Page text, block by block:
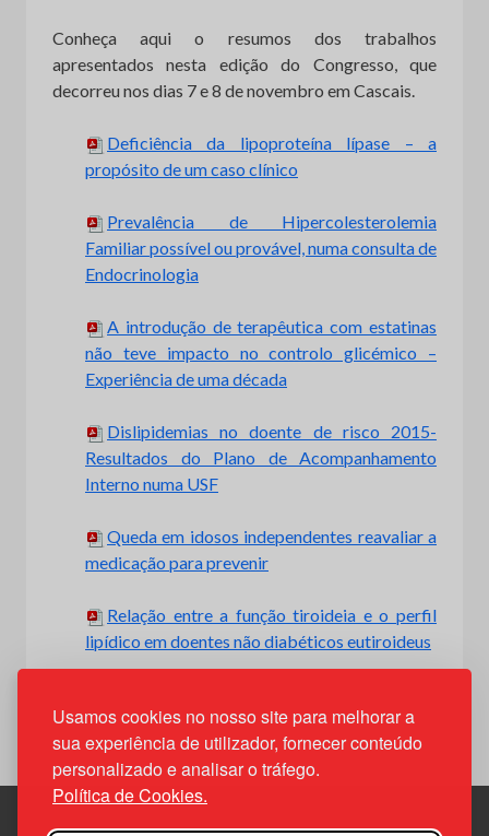
Usamos cookies no nosso site para melhorar a
sua experiência de utilizador, fornecer conteúdo
personalizado e analisar o tráfego.
Política de Cookies.
Conheça aqui o resumos dos trabalhos
apresentados nesta edição do Congresso, que
decorreu nos dias 7 e 8 de novembro em Cascais.
Deficiência da lipoproteína lípase – a
propósito de um caso clínico
Prevalência de Hipercolesterolemia
Familiar possível ou provável, numa consulta de
Endocrinologia
A introdução de terapêutica com estatinas
não teve impacto no controlo glicémico –
Experiência de uma década
Dislipidemias no doente de risco 2015-
Resultados do Plano de Acompanhamento
Interno numa USF
Queda em idosos independentes reavaliar a
medicação para prevenir
Relação entre a função tiroideia e o perfil
lipídico em doentes não diabéticos eutiroideus